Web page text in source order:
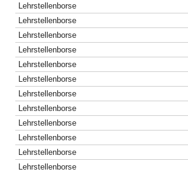
Lehrstellenborse
Lehrstellenborse
Lehrstellenborse
Lehrstellenborse
Lehrstellenborse
Lehrstellenborse
Lehrstellenborse
Lehrstellenborse
Lehrstellenborse
Lehrstellenborse
Lehrstellenborse
Lehrstellenborse